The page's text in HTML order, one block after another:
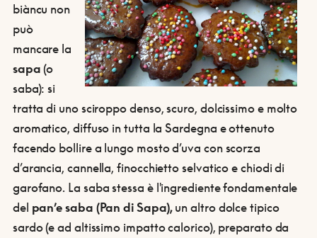
biàncu non
può
mancare la
sapa(o
saba): si
tratta di uno sciroppo denso, scuro, dolcissimo e molto
aromatico, diffuso in tutta la Sardegna e ottenuto
facendo bollire a lungo mosto d’uva con scorza
d’arancia, cannella, finocchietto selvatico e chiodi di
garofano. La saba stessa è l'ingrediente fondamentale
del pan’e saba (Pan di Sapa),un altro dolce tipico
sardo (e ad altissimo impatto calorico), preparato da